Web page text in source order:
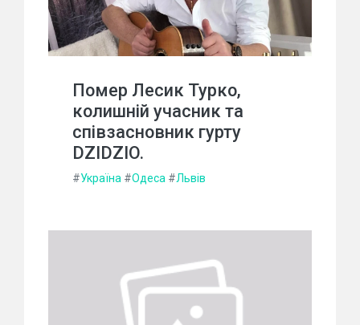
Помер Лесик Турко,
колишній учасник та
співзасновник гурту
DZIDZIO.
#Україна #Одеса #Львів